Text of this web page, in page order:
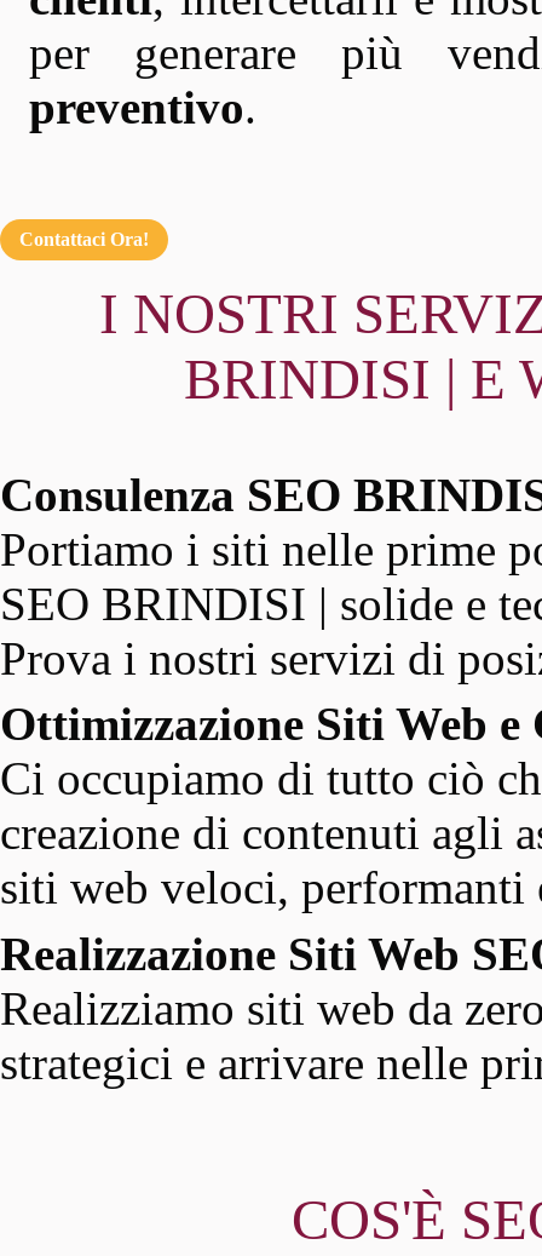
per generare più
preventivo.
Contattaci Ora!
I NOSTRI
BRINDISI | E
Consulenza SEO
Portiamo i siti nelle prime
SEO BRINDISI | solide e
Prova i nostri servizi di
Ottimizzazione Siti Web
Ci occupiamo di tutto ciò
creazione di contenuti agli
siti web veloci, performanti
Realizzazione Siti Web
Realizziamo siti web da
strategici e arrivare nelle
COS'È